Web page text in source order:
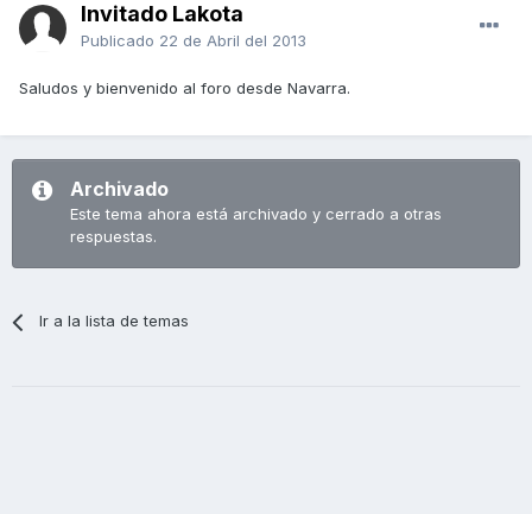
Invitado Lakota
Publicado 22 de Abril del 2013
Saludos y bienvenido al foro desde Navarra.
Archivado
Este tema ahora está archivado y cerrado a otras
respuestas.
Ir a la lista de temas